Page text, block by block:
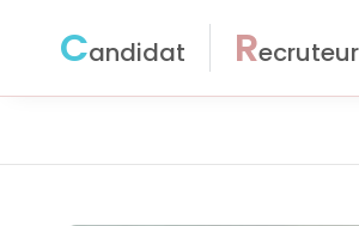
Candidat Recruteur